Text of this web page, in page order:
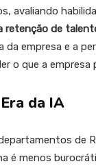
avaliando
retenção de
da empresa e a
o que a
da IA
de
é menos